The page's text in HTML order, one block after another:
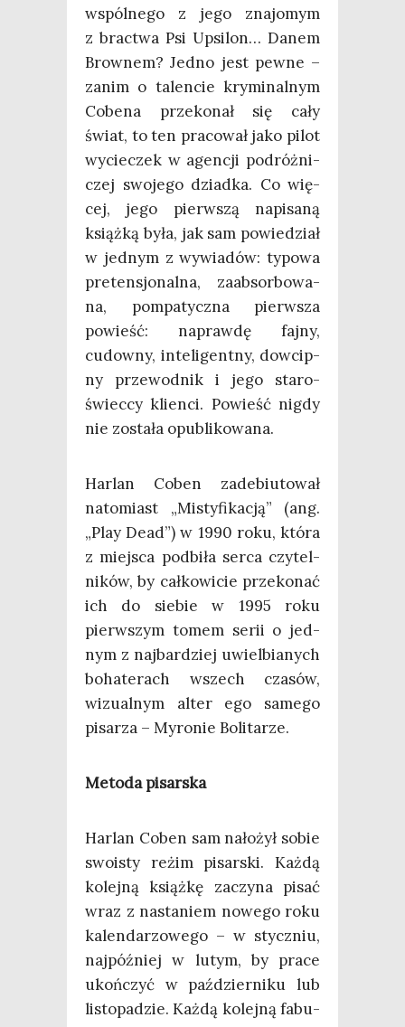
wspól­ne­go z jego zna­jo­mym
z brac­twa Psi Upsi­lon… Danem
Brow­nem? Jed­no jest pew­ne –
zanim o talen­cie kry­mi­nal­nym
Cobe­na prze­ko­nał się cały
świat, to ten pra­co­wał jako pilot
wycie­czek w agen­cji podróż­ni­
czej swo­je­go dziad­ka. Co wię­
cej, jego pierw­szą napi­sa­ną
książ­ką była, jak sam powie­dział
w jed­nym z wywia­dów: typo­wa
pre­ten­sjo­nal­na, zaab­sor­bo­wa­
na, pom­pa­tycz­na pierw­sza
powieść: napraw­dę faj­ny,
cudow­ny, inte­li­gent­ny, dow­cip­
ny prze­wod­nik i jego sta­ro­
świec­cy klien­ci. Powieść nigdy
nie zosta­ła opublikowana.
Har­lan Coben zade­biu­to­wał
nato­miast „Misty­fi­ka­cją” (ang.
„Play Dead”) w 1990 roku, któ­ra
z miej­sca pod­bi­ła ser­ca czy­tel­
ni­ków, by cał­ko­wi­cie prze­ko­nać
ich do sie­bie w 1995 roku
pierw­szym tomem serii o jed­
nym z naj­bar­dziej uwiel­bia­nych
boha­te­rach wszech cza­sów,
wizu­al­nym alter ego same­go
pisa­rza – Myro­nie Bolitarze.
Meto­da pisarska
Har­lan Coben sam nało­żył sobie
swo­isty reżim pisar­ski. Każ­dą
kolej­ną książ­kę zaczy­na pisać
wraz z nasta­niem nowe­go roku
kalen­da­rzo­we­go – w stycz­niu,
naj­póź­niej w lutym, by pra­ce
ukoń­czyć w paź­dzier­ni­ku lub
listo­pa­dzie. Każ­dą kolej­ną fabu­